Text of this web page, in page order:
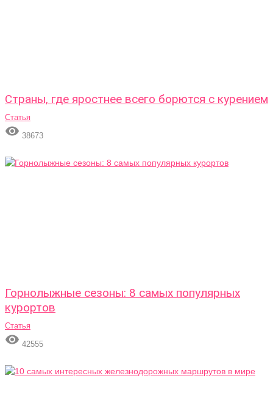
Страны, где яростнее всего борются с курением
Статья
 38673
Горнолыжные сезоны: 8 самых популярных
курортов
Статья
 42555